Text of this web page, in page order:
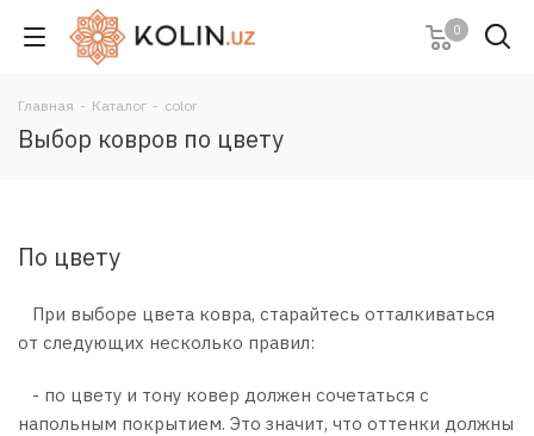
0
Главная - Каталог - color
Выбор ковров по цвету
По цвету
При выборе цвета ковра, старайтесь отталкиваться
от следующих несколько правил:
- по цвету и тону ковер должен сочетаться с
напольным покрытием. Это значит, что оттенки должны